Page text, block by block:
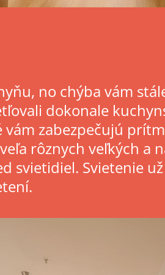
no chýba vám
dokonale
zabezpečujú
rôznych veľkých a
svietidiel. Svietenie